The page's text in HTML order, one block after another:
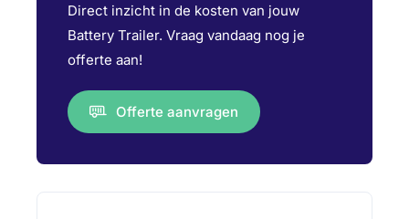
Direct inzicht in de kosten van jouw
Battery Trailer. Vraag vandaag nog je
offerte aan!
Offerte aanvragen